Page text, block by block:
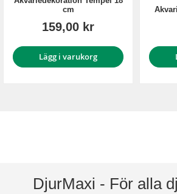
cm
159,00 kr
Lägg i varukorg
DjurMaxi - För alla